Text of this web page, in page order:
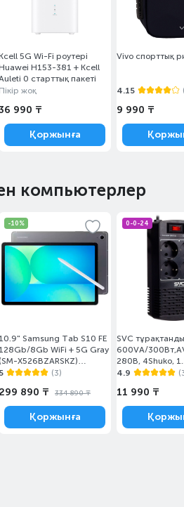
5G Wi-Fi роутері
H153-381 + Kcell
0 старттық пакеті
Пікір жоқ
990 ₸
Қоржынға
Vivo спорттық
4.15
9 990 ₸
компьютерлер
-10%
10.9" Samsung Tab S10 FE
128Gb/8Gb WiFi + 5G Gray
X526BZARSKZ)
Планшеті
5 (3)
299 890 ₸ 334 890 ₸
Қоржынға
0-0-24
SVC
600VA/
280В, 4Shuko,
(AVR-600-L)
4.9
11 990 ₸